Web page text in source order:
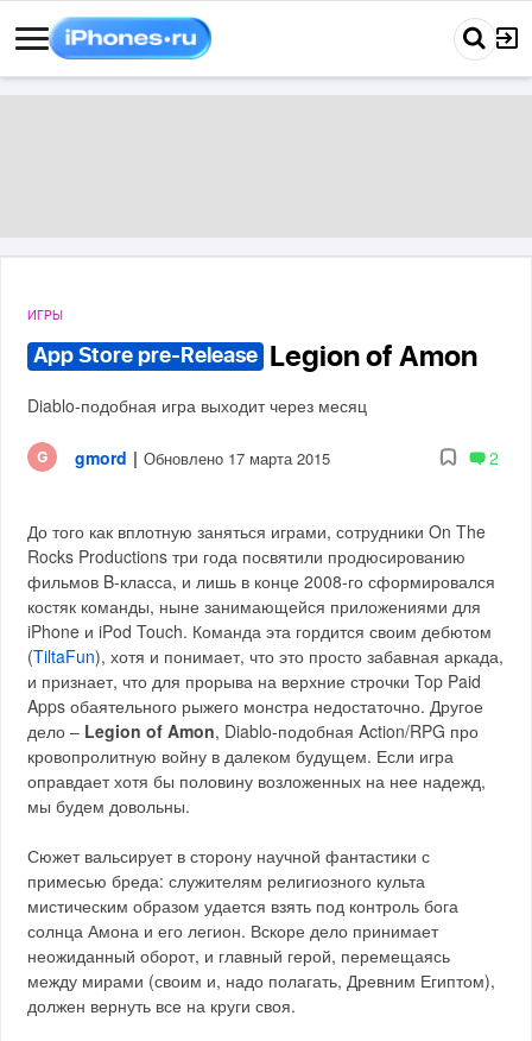
ИГРЫ
App Store pre-Release Legion of Amon
Diablo-подобная игра выходит через месяц
gmord | Обновлено 17 марта 2015 2
До того как вплотную заняться играми, сотрудники On The
Rocks Productions три года посвятили продюсированию
фильмов B-класса, и лишь в конце 2008-го сформировался
костяк команды, ныне занимающейся приложениями для
iPhone и iPod Touch. Команда эта гордится своим дебютом
(TiltaFun), хотя и понимает, что это просто забавная аркада,
и признает, что для прорыва на верхние строчки Top Paid
Apps обаятельного рыжего монстра недостаточно. Другое
дело – Legion of Amon, Diablo-подобная Action/RPG про
кровопролитную войну в далеком будущем. Если игра
оправдает хотя бы половину возложенных на нее надежд,
мы будем довольны.
Сюжет вальсирует в сторону научной фантастики с
примесью бреда: служителям религиозного культа
мистическим образом удается взять под контроль бога
солнца Амона и его легион. Вскоре дело принимает
неожиданный оборот, и главный герой, перемещаясь
между мирами (своим и, надо полагать, Древним Египтом),
должен вернуть все на круги своя.